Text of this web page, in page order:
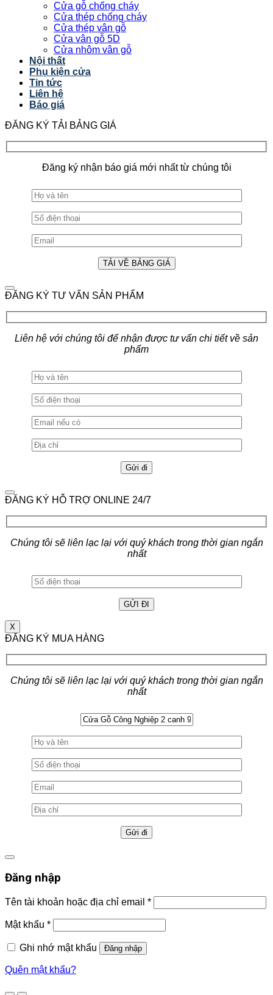
Cửa gỗ chống cháy
Cửa thép chống cháy
Cửa thép vân gỗ
Cửa vân gỗ 5D
Cửa nhôm vân gỗ
Nội thất
Phụ kiện cửa
Tin tức
Liên hệ
Báo giá
ĐĂNG KÝ TẢI BẢNG GIÁ
Đăng ký nhận báo giá mới nhất từ chúng tôi
ĐĂNG KÝ TƯ VẤN SẢN PHẨM
Liên hệ với chúng tôi để nhận được tư vấn chi tiết về sản
phẩm
ĐĂNG KÝ HỖ TRỢ ONLINE 24/7
Chúng tôi sẽ liên lạc lại với quý khách trong thời gian ngắn
nhất
X
ĐĂNG KÝ MUA HÀNG
Chúng tôi sẽ liên lạc lại với quý khách trong thời gian ngắn
nhất
Đăng nhập
Tên tài khoản hoặc địa chỉ email *
Mật khẩu *
Ghi nhớ mật khẩu Đăng nhập
Quên mật khẩu?